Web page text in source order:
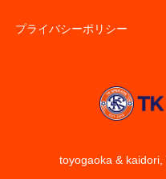
プライバシーポリシー
toyogaoka & kaidori,